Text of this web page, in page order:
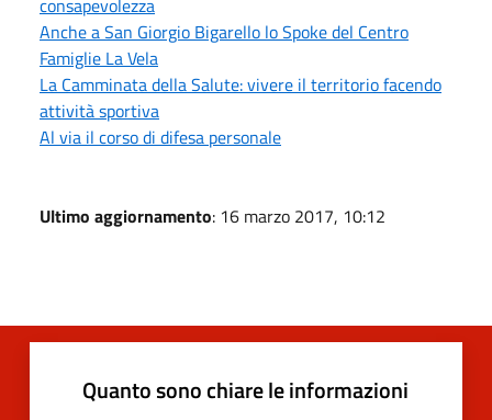
Anche a San Giorgio Bigarello lo Spoke del Centro
Famiglie La Vela
La Camminata della Salute: vivere il territorio facendo
attività sportiva
Al via il corso di difesa personale
Ultimo aggiornamento: 16 marzo 2017, 10:12
Quanto sono chiare le informazioni